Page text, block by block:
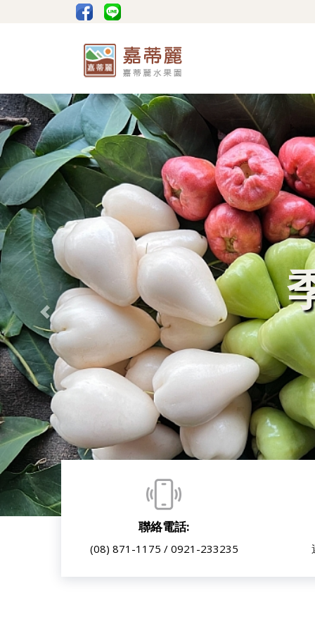
聯絡電話:
(08) 871-1175 / 0921-233235